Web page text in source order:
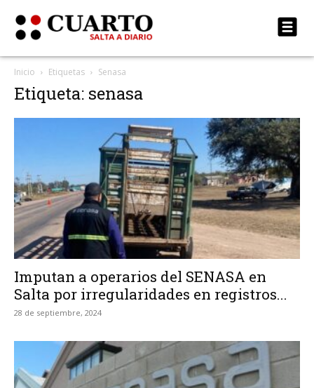
Inicio Etiquetas Senasa
Etiqueta: senasa
Imputan a operarios del SENASA en
Salta por irregularidades en registros...
28 de septiembre, 2024